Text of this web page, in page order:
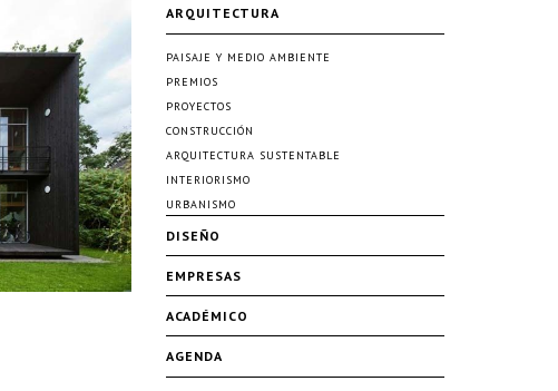
ARQUITECTURA
PAISAJE Y MEDIO AMBIENTE
PREMIOS
PROYECTOS
CONSTRUCCIÓN
ARQUITECTURA SUSTENTABLE
INTERIORISMO
URBANISMO
DISEÑO
EMPRESAS
ACADÉMICO
AGENDA